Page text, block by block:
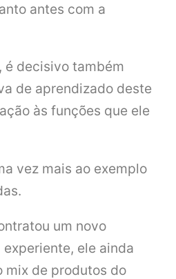
antes com a
é decisivo também
de aprendizado deste
às funções que ele
vez mais ao exemplo
um novo
ele ainda
mix de produtos do